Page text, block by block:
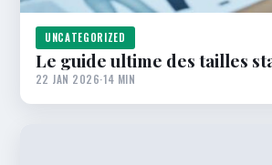
UNCATEGORIZED
Le guide ultime des tailles
22 JAN 2026·14 MIN